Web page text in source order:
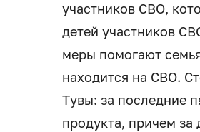
участников СВО,
детей участников
меры помогают
находится на СВО.
Тувы: за последние
продукта, причем